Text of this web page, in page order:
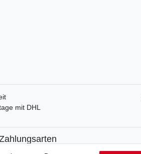
mit DHL
Paypal